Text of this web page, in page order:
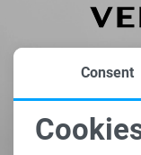
Consent